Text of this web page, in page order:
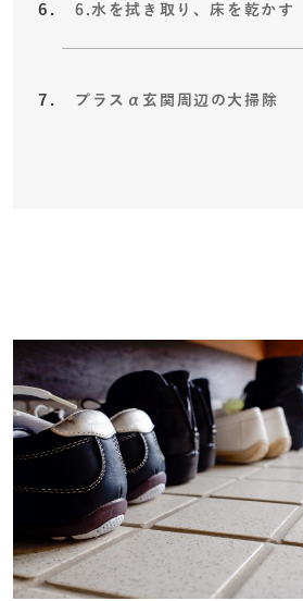
6.水を拭き取り、床を乾かす
プラスα玄関周辺の大掃除